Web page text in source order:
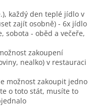
každý den teplé jídlo v
zajít osobně) - 6x jídlo
sobota - oběd a večeře,
zakoupení
nealko) v restauraci
možnost zakoupit jedno
o toto stát, musíte to